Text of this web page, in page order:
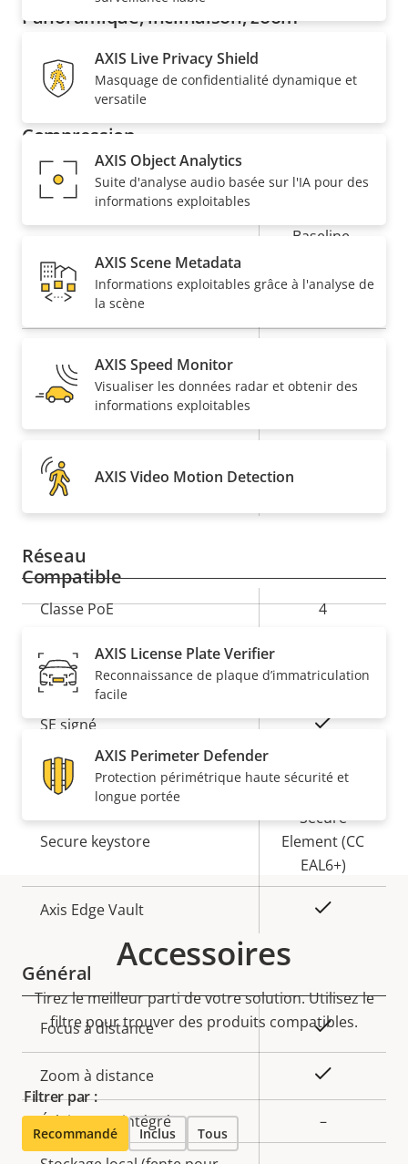
Panoramique, inclinaison, zoom
Description
de la
Valeur de
PTZ à distance
Compression
Description
Valeur de
la
Zipstream Oui
Baseline,
H.265
Audio
de la
propriété
la
Microphone intégré
Réseau
Description
propriété
Valeur de
propriété
Classe PoE 4
Sécurité
Description
propriété
Valeur de
propriété
SE signé Oui
Démarrage sécurisé Oui
Secure keystore
Secure
Element (CC
EAL6+)
Axis Edge Vault
Général
Description
de la
propriété
Valeur de
la
Focus à distance Oui
Zoom à distance
Éclairage IR intégré –
AXIS Live Privacy Shield
Masquage de confidentialité dynamique et
versatile
AXIS Object Analytics
Suite d'analyse audio basée sur l'IA pour des
informations exploitables
AXIS Scene Metadata
Informations exploitables grâce à l'analyse de
la scène
AXIS Speed Monitor
Visualiser les données radar et obtenir des
informations exploitables
AXIS Video Motion Detection
Compatible
AXIS License Plate Verifier
Reconnaissance de plaque d’immatriculation
facile
AXIS Perimeter Defender
Protection périmétrique haute sécurité et
longue portée
Accessoires
Tirez le meilleur parti de votre solution. Utilisez le
filtre pour trouver des produits compatibles.
Filtrer par :
Recommandé Inclus Tous